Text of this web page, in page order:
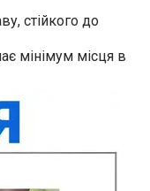
стійкого до
мінімум місця в